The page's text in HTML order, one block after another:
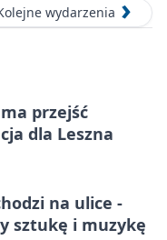
wydarzenia
przejść
dla Leszna
na ulice -
sztukę i muzykę